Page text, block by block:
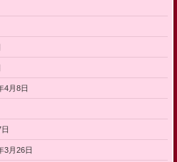
4月8日
3月26日